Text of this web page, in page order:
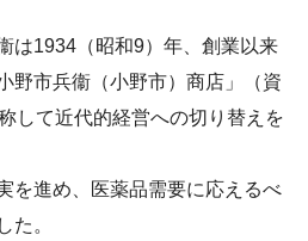
は1934（昭和9）年、創業以来
野市兵衞（小野市）商店」（資
して近代的経営への切り替えを
を進め、医薬品需要に応えるべ
た。